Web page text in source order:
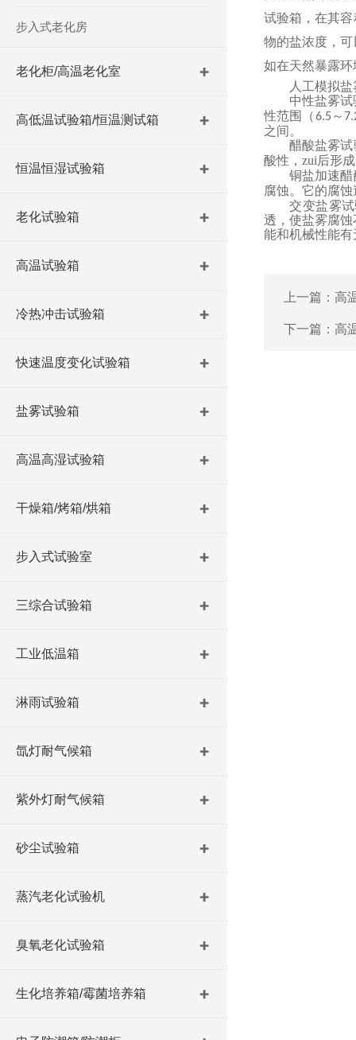
步入式老化房
老化柜/高温老化室
高低温试验箱/恒温测试箱
恒温恒湿试验箱
老化试验箱
高温试验箱
冷热冲击试验箱
快速温度变化试验箱
盐雾试验箱
高温高湿试验箱
干燥箱/烤箱/烘箱
步入式试验室
三综合试验箱
工业低温箱
淋雨试验箱
氙灯耐气候箱
紫外灯耐气候箱
砂尘试验箱
蒸汽老化试验机
臭氧老化试验箱
生化培养箱/霉菌培养箱
试验箱，在其
物的盐浓度，
如在天然暴露
人工模拟
中性盐雾
性范围（6.5 ～
之间。
醋酸盐雾
酸性，zui后形
铜盐加速
腐蚀。它的腐
交变盐雾
透，使盐雾腐
能和机械性能有
上一篇： 高
下一篇： 高